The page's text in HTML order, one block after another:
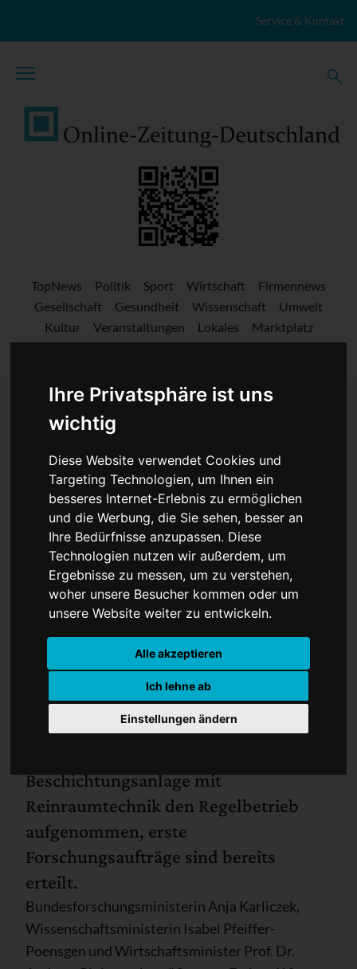
Ihre Privatsphäre ist uns
wichtig
Diese Website verwendet Cookies und
Targeting Technologien, um Ihnen ein
besseres Internet-Erlebnis zu ermöglichen
und die Werbung, die Sie sehen, besser an
Ihre Bedürfnisse anzupassen. Diese
Technologien nutzen wir außerdem, um
Ergebnisse zu messen, um zu verstehen,
woher unsere Besucher kommen oder um
unsere Website weiter zu entwickeln.
Alle akzeptieren
Ich lehne ab
Einstellungen ändern
Service & Kontakt
TopNews Politik Sport Wirtschaft
Firmennews
Gesellschaft
Gesundheit Wissenschaft
Umwelt
Kultur
Veranstaltungen Lokales
Marktplatz
Stellenangebote
Batteriezelle Münster
wird weiter ausgebaut
Im AlexProWerk der Alexianer-
Beschichtungsanlage mit
Reinraumtechnik den Regelbetrieb
aufgenommen, erste
Forschungsaufträge sind bereits
erteilt.
Bundesforschungsministerin Anja Karliczek,
Wissenschaftsministerin Isabel Pfeiffer-
Poensgen und Wirtschaftsminister Prof. Dr.